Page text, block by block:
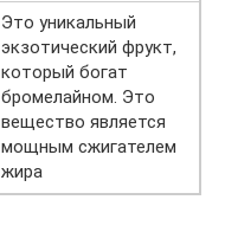
Это уникальный
экзотический фрукт,
который богат
бромелайном. Это
вещество является
мощным сжигателем
жира